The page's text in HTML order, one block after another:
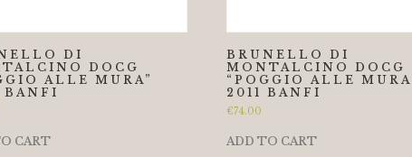
DI
DOCG
ALLE MURA”
BANFI
CART
BRUNELLO DI
MONTALCINO DOCG
“POGGIO ALLE
2011 BANFI
€74.00
ADD TO CART